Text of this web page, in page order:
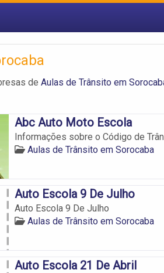
de Aulas de Trânsito em
Abc Auto Moto Escola
Informações sobre o Código de
Aulas de Trânsito em Sorocaba
Auto Escola 9 De Julho
Auto Escola 9 De Julho
Aulas de Trânsito em Sorocaba
Auto Escola 21 De Abril